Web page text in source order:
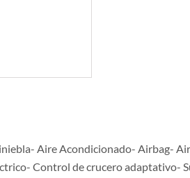
Aire Acondicionado- Airbag-
Control de crucero adaptativo-